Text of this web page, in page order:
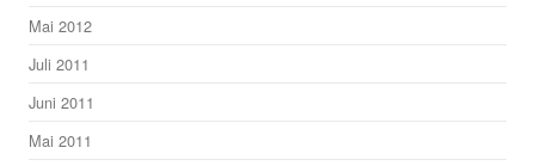
Mai 2012
Juli 2011
Juni 2011
Mai 2011